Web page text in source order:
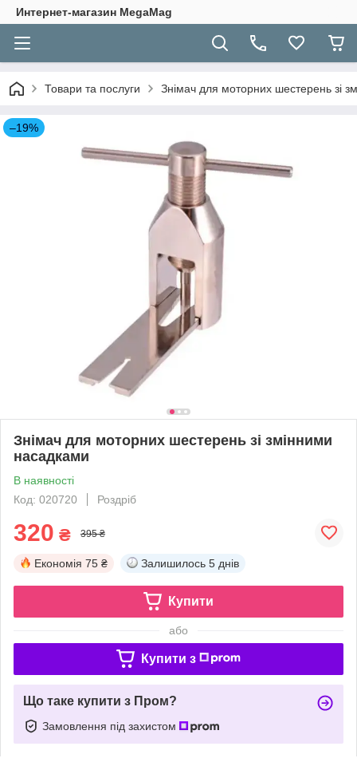
Интернет-магазин MegaMag
Товари та послуги Знімач для моторних шестерень зі
–19%
Знімач для моторних шестерень зі змінними
насадками
В наявності
Код: 020720
Роздріб
320 ₴ 395 ₴
Економія 75 ₴ Залишилось 5 днів
Купити
або
Купити з
Що таке купити з Пром?
Замовлення під захистом